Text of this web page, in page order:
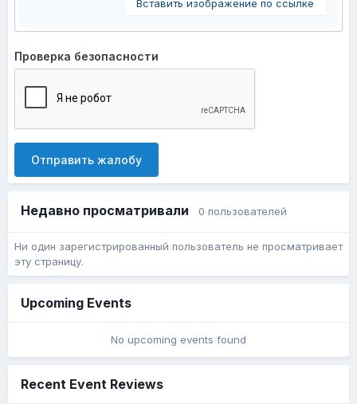
Вставить изображение по ссылке
Проверка безопасности
Отправить жалобу
Недавно просматривали 0 пользователей
Ни один зарегистрированный пользователь не просматривает
эту страницу.
Upcoming Events
No upcoming events found
Recent Event Reviews